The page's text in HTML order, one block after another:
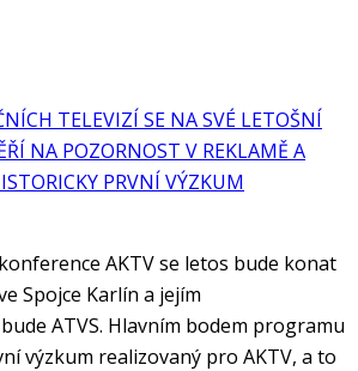
TELEVIZÍ SE NA SVÉ LETOŠNÍ
NA POZORNOST V REKLAMĚ A
PRVNÍ VÝZKUM
AKTV se letos bude konat
Spojce Karlín a jejím
ATVS. Hlavním bodem programu
výzkum realizovaný pro AKTV, a to